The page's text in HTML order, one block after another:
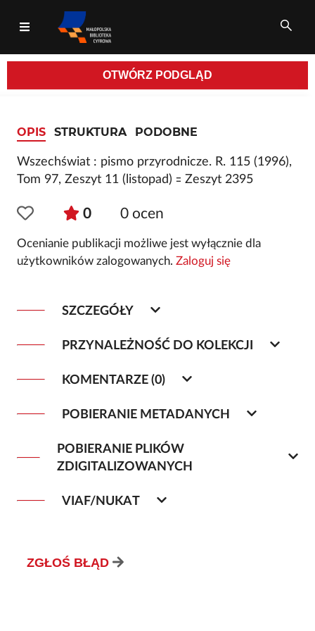
OTWÓRZ PODGLĄD
OPIS STRUKTURA PODOBNE
Wszechświat : pismo przyrodnicze. R. 115 (1996),
Tom 97, Zeszyt 11 (listopad) ꞊ Zeszyt 2395
Ocenianie publikacji możliwe jest wyłącznie dla
użytkowników zalogowanych. Zaloguj się
0 0 ocen
SZCZEGÓŁY
PRZYNALEŻNOŚĆ DO KOLEKCJI
KOMENTARZE (0)
POBIERANIE METADANYCH
POBIERANIE PLIKÓW
ZDIGITALIZOWANYCH
VIAF/NUKAT
ZGŁOŚ BŁĄD